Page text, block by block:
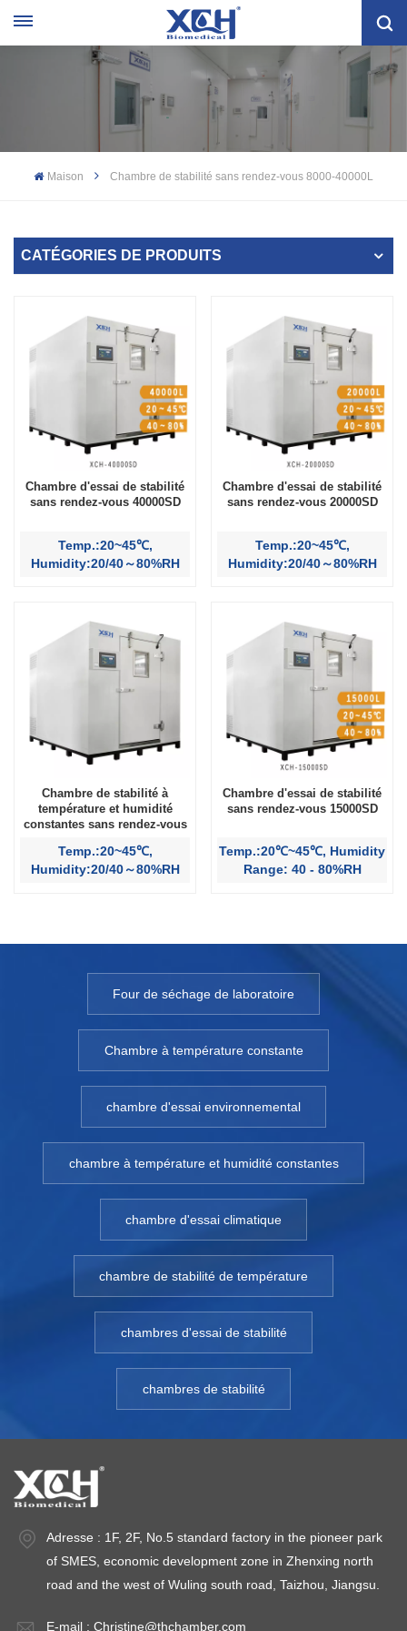
Maison Chambre de stabilité sans rendez-vous 8000-40000L
CATÉGORIES DE PRODUITS
Chambre d'essai de stabilité
sans rendez-vous 40000SD
Temp.:20~45℃,
Humidity:20/40～80%RH
Chambre d'essai de stabilité
sans rendez-vous 20000SD
Temp.:20~45℃,
Humidity:20/40～80%RH
Chambre de stabilité à
température et humidité
constantes sans rendez-vous
Temp.:20~45℃,
Humidity:20/40～80%RH
Chambre d'essai de stabilité
sans rendez-vous 15000SD
Temp.:20℃~45℃, Humidity
Range: 40 - 80%RH
Four de séchage de laboratoire
Chambre à température constante
chambre d'essai environnemental
chambre à température et humidité constantes
chambre d'essai climatique
chambre de stabilité de température
chambres d'essai de stabilité
chambres de stabilité
Adresse : 1F, 2F, No.5 standard factory in the pioneer park
of SMES, economic development zone in Zhenxing north
road and the west of Wuling south road, Taizhou, Jiangsu.
E-mail : Christine@thchamber.com